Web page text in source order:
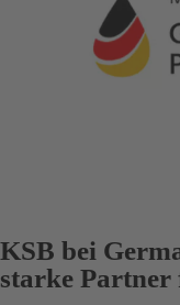
KSB bei
starke Partner